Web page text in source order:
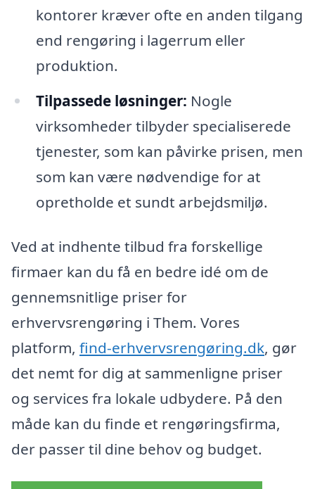
kontorer kræver ofte en anden tilgang
end rengøring i lagerrum eller
produktion.
Tilpassede løsninger: Nogle
virksomheder tilbyder specialiserede
tjenester, som kan påvirke prisen, men
som kan være nødvendige for at
opretholde et sundt arbejdsmiljø.
Ved at indhente tilbud fra forskellige
firmaer kan du få en bedre idé om de
gennemsnitlige priser for
erhvervsrengøring i Them. Vores
platform, find-erhvervsrengøring.dk, gør
det nemt for dig at sammenligne priser
og services fra lokale udbydere. På den
måde kan du finde et rengøringsfirma,
der passer til dine behov og budget.